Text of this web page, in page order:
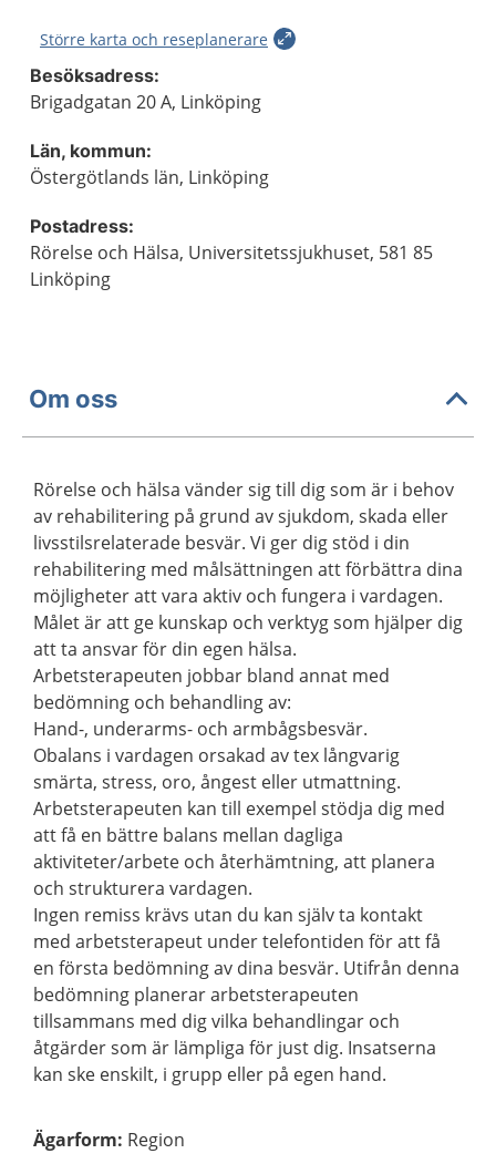
Större karta och reseplanerare
Besöksadress:
Brigadgatan 20 A, Linköping
Län, kommun:
Östergötlands län, Linköping
Postadress:
Rörelse och Hälsa, Universitetssjukhuset, 581 85
Linköping
Om oss
Rörelse och hälsa vänder sig till dig som är i behov
av rehabilitering på grund av sjukdom, skada eller
livsstilsrelaterade besvär. Vi ger dig stöd i din
rehabilitering med målsättningen att förbättra dina
möjligheter att vara aktiv och fungera i vardagen.
Målet är att ge kunskap och verktyg som hjälper dig
att ta ansvar för din egen hälsa.
Arbetsterapeuten jobbar bland annat med
bedömning och behandling av:
Hand-, underarms- och armbågsbesvär.
Obalans i vardagen orsakad av tex långvarig
smärta, stress, oro, ångest eller utmattning.
Arbetsterapeuten kan till exempel stödja dig med
att få en bättre balans mellan dagliga
aktiviteter/arbete och återhämtning, att planera
och strukturera vardagen.
Ingen remiss krävs utan du kan själv ta kontakt
med arbetsterapeut under telefontiden för att få
en första bedömning av dina besvär. Utifrån denna
bedömning planerar arbetsterapeuten
tillsammans med dig vilka behandlingar och
åtgärder som är lämpliga för just dig. Insatserna
kan ske enskilt, i grupp eller på egen hand.
Ägarform: Region